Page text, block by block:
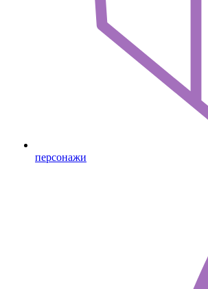
персонажи